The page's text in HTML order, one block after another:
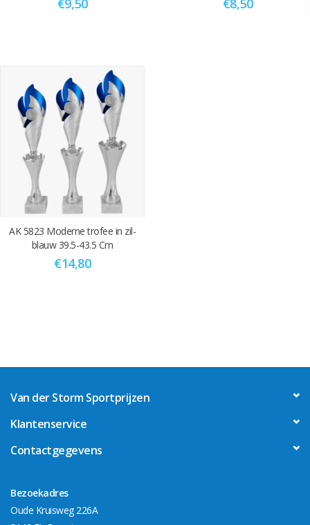
€9,50 €8,50
AK 5823 Moderne trofee in zil-
blauw 39.5-43.5 Cm
€14,80
Van der Storm Sportprijzen
Klantenservice
Contactgegevens
Bezoekadres
Oude Kruisweg 226A